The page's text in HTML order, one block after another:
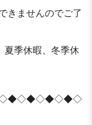
きませんのでご了
季休暇、冬季休